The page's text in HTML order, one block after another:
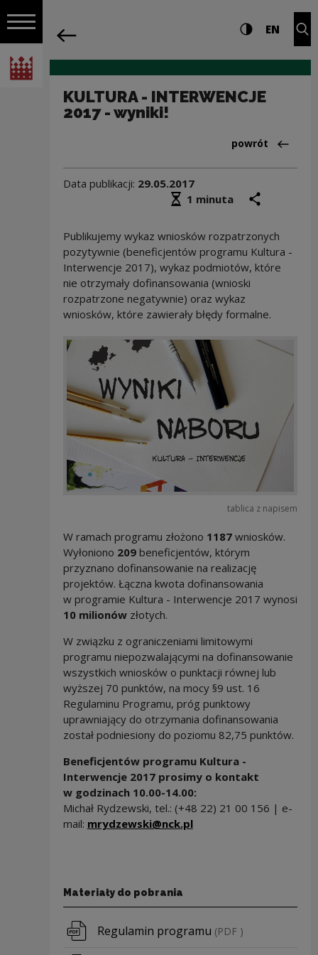
Włącz nawigację
Narodowe Centrum Kultury
Nawigacja Ustawienia i Wysoki
EN
KULTURA - INTERWENCJE
2017 - wyniki!
Powrót
powrót
Data publikacji: 29.05.2017
Średni czas czytania
1 minuta
Publikujemy wykaz wniosków rozpatrzonych
pozytywnie (beneficjentów programu Kultura -
Interwencje 2017), wykaz podmiotów, które
nie otrzymały dofinansowania (wnioski
rozpatrzone negatywnie) oraz wykaz
wniosków, które zawierały błędy formalne.
tablica z napisem
W ramach programu złożono 1187wniosków.
Wyłoniono 209beneficjentów, którym
przyznano dofinansowanie na realizację
projektów. Łączna kwota dofinansowania
w programie Kultura - Interwencje 2017 wynosi
10 milionówzłotych.
W związku z ograniczeniami limitowymi
programu niepozwalającymi na dofinansowanie
wszystkich wniosków o punktacji równej lub
wyższej 70 punktów, na mocy §9 ust. 16
Regulaminu Programu, próg punktowy
uprawniający do otrzymania dofinansowania
został podniesiony do poziomu 82,75 punktów.
Beneficjentów programu Kultura -
Interwencje 2017 prosimy o kontakt
w godzinach 10.00-14.00:
Michał Rydzewski, tel.: (+48 22) 21 00 156 | e-
mail: mrydzewski@nck.pl
Materiały do pobrania
Pobierz plik
Regulamin programu (PDF )